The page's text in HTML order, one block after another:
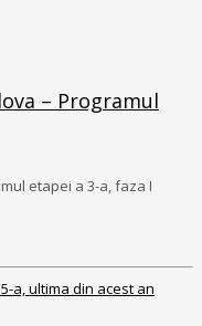
– Programul
etapei a 3-a, faza I